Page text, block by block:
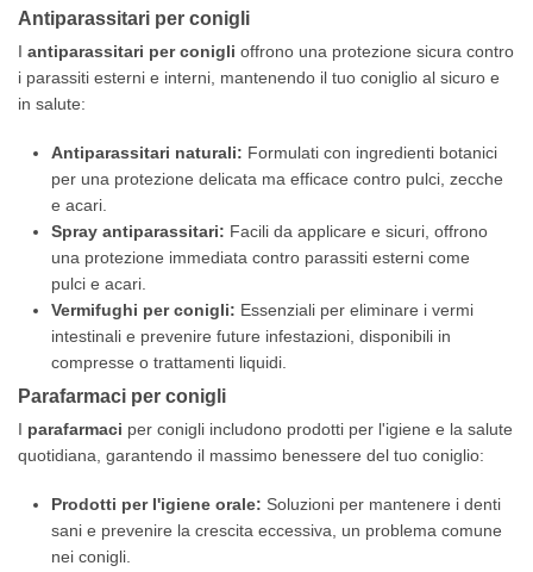
Antiparassitari per conigli
I antiparassitari per conigli offrono una protezione sicura contro
i parassiti esterni e interni, mantenendo il tuo coniglio al sicuro e
in salute:
Antiparassitari naturali: Formulati con ingredienti botanici
per una protezione delicata ma efficace contro pulci, zecche
e acari.
Spray antiparassitari: Facili da applicare e sicuri, offrono
una protezione immediata contro parassiti esterni come
pulci e acari.
Vermifughi per conigli: Essenziali per eliminare i vermi
intestinali e prevenire future infestazioni, disponibili in
compresse o trattamenti liquidi.
Parafarmaci per conigli
I parafarmaci per conigli includono prodotti per l'igiene e la salute
quotidiana, garantendo il massimo benessere del tuo coniglio:
Prodotti per l'igiene orale: Soluzioni per mantenere i denti
sani e prevenire la crescita eccessiva, un problema comune
nei conigli.